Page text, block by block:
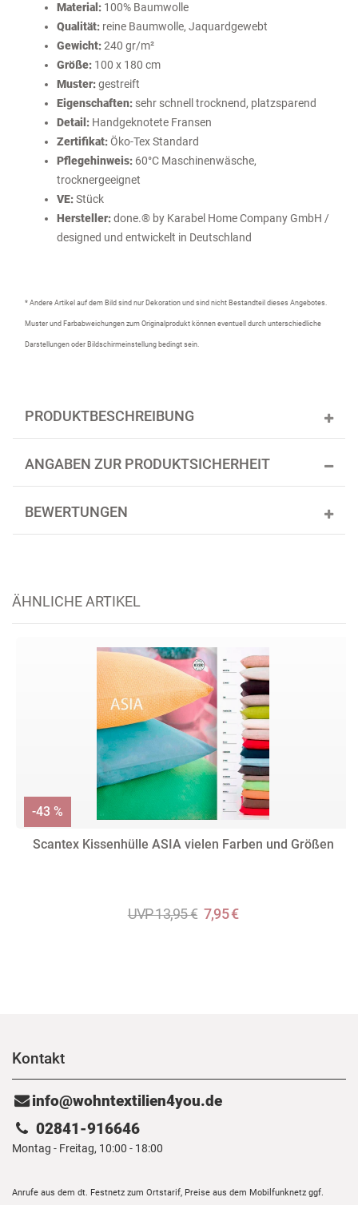
Material: 100% Baumwolle
Qualität: reine Baumwolle, Jaquardgewebt
Gewicht:240 gr/m²
Größe: 100 x 180 cm
Muster:gestreift
Eigenschaften: sehr schnell trocknend, platzsparend
Detail: Handgeknotete Fransen
Zertifikat:Öko-Tex Standard
Pflegehinweis: 60°C Maschinenwäsche,
trocknergeeignet
VE:Stück
Hersteller:done.® by Karabel Home Company GmbH /
designed und entwickelt in Deutschland
* Andere Artikel auf dem Bild sind nur Dekoration und sind nicht Bestandteil dieses Angebotes.
Muster und Farbabweichungen zum Originalprodukt können eventuell durch unterschiedliche
Darstellungen oder Bildschirmeinstellung bedingt sein.
PRODUKTBESCHREIBUNG
ANGABEN ZUR PRODUKTSICHERHEIT
BEWERTUNGEN
ÄHNLICHE ARTIKEL
Scantex Kissenhülle ASIA vielen Farben und Größen
UVP 13,95 € 7,95 €
-43 %
Kontakt
info@wohntextilien4you.de
02841-916646
Montag - Freitag, 10:00 - 18:00
Anrufe aus dem dt. Festnetz zum Ortstarif, Preise aus dem Mobilfunknetz ggf.